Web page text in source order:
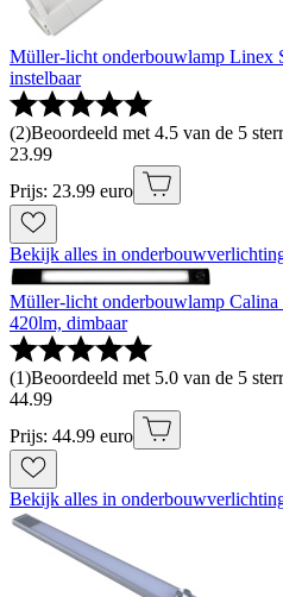
Müller-licht onderbouwlamp Linex
instelbaar
(2)Beoordeeld met 4.5 van de 5
23.99
Prijs: 23.99 euro
Bekijk alles in
Müller-licht onderbouwlamp
420lm, dimbaar
(1)Beoordeeld met 5.0 van de 5
44.99
Prijs: 44.99 euro
Bekijk alles in